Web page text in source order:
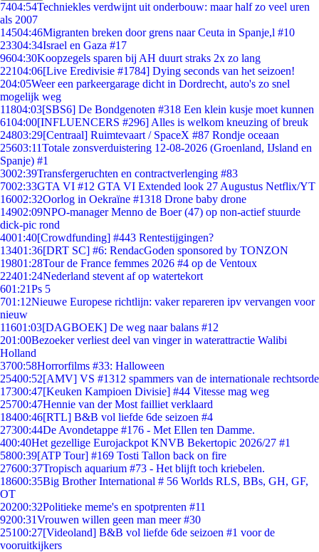
7404:54Techniekles verdwijnt uit onderbouw: maar half zo veel uren
als 2007
14504:46Migranten breken door grens naar Ceuta in Spanje,l #10
23304:34Israel en Gaza #17
9604:30Koopzegels sparen bij AH duurt straks 2x zo lang
22104:06[Live Eredivisie #1784] Dying seconds van het seizoen!
204:05Weer een parkeergarage dicht in Dordrecht, auto's zo snel
mogelijk weg
11804:03[SBS6] De Bondgenoten #318 Een klein kusje moet kunnen
6104:00[INFLUENCERS #296] Alles is welkom kneuzing of breuk
24803:29[Centraal] Ruimtevaart / SpaceX #87 Rondje oceaan
25603:11Totale zonsverduistering 12-08-2026 (Groenland, IJsland en
Spanje) #1
3002:39Transfergeruchten en contractverlenging #83
7002:33GTA VI #12 GTA VI Extended look 27 Augustus Netflix/YT
16002:32Oorlog in Oekraïne #1318 Drone baby drone
14902:09NPO-manager Menno de Boer (47) op non-actief stuurde
dick-pic rond
4001:40[Crowdfunding] #443 Rentestijgingen?
13401:36[DRT SC] #6: RendacGoden sponsored by TONZON
19801:28Tour de France femmes 2026 #4 op de Ventoux
22401:24Nederland stevent af op watertekort
601:21Ps 5
701:12Nieuwe Europese richtlijn: vaker repareren ipv vervangen voor
nieuw
11601:03[DAGBOEK] De weg naar balans #12
201:00Bezoeker verliest deel van vinger in waterattractie Walibi
Holland
3700:58Horrorfilms #33: Halloween
25400:52[AMV] VS #1312 spammers van de internationale rechtsorde
17300:47[Keuken Kampioen Divisie] #44 Vitesse mag weg
25700:47Hennie van der Most failliet verklaard
18400:46[RTL] B&B vol liefde 6de seizoen #4
27300:44De Avondetappe #176 - Met Ellen ten Damme.
400:40Het gezellige Eurojackpot KNVB Bekertopic 2026/27 #1
5800:39[ATP Tour] #169 Tosti Tallon back on fire
27600:37Tropisch aquarium #73 - Het blijft toch kriebelen.
18600:35Big Brother International # 56 Worlds RLS, BBs, GH, GF,
OT
20200:32Politieke meme's en spotprenten #11
9200:31Vrouwen willen geen man meer #30
25100:27[Videoland] B&B vol liefde 6de seizoen #1 voor de
vooruitkijkers